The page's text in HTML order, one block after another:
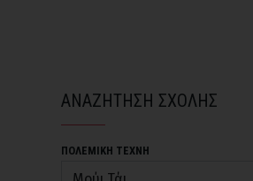
ΑΝΑΖΗΤΗΣΗ ΣΧΟΛΗΣ
ΠΟΛΕΜΙΚΗ ΤΕΧΝΗ